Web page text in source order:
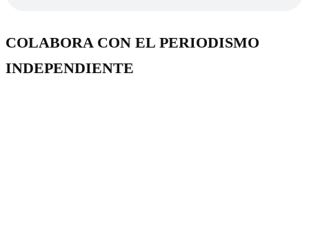
COLABORA CON EL PERIODISMO
INDEPENDIENTE